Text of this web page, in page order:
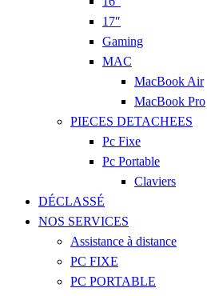
17″
Gaming
MAC
MacBook Air
MacBook Pro
PIECES DETACHEES
Pc Fixe
Pc Portable
Claviers
DÉCLASSÉ
NOS SERVICES
Assistance à distance
PC FIXE
PC PORTABLE